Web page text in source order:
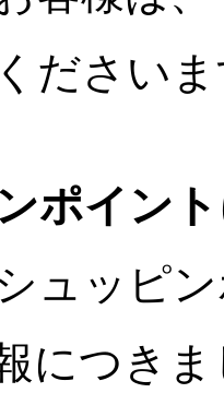
ださい
ポイン
ュッピ
につき